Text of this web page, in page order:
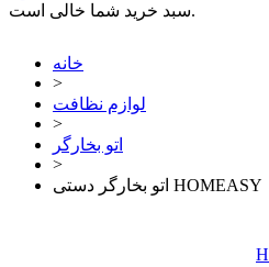
سبد خرید شما خالی است.
خانه
>
لوازم نظافت
>
اتو بخارگر
>
اتو بخارگر دستی HOMEASY